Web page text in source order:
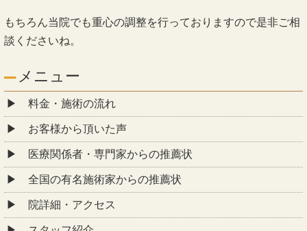
もちろん当院でも重心の調整を行っておりますので是非ご相
談くださいね。
メニュー
料金・施術の流れ
お客様から頂いた声
医療関係者・専門家からの推薦状
全国の有名施術家からの推薦状
院詳細・アクセス